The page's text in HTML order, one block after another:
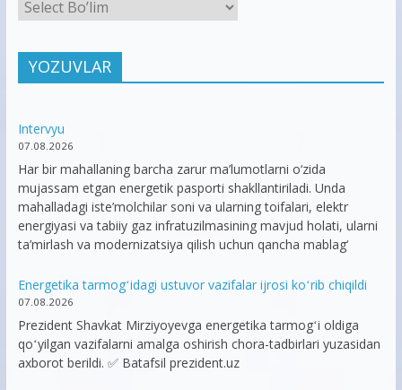
YOZUVLAR
Intervyu
07.08.2026
Har bir mahallaning barcha zarur ma’lumotlarni o‘zida
mujassam etgan energetik pasporti shakllantiriladi. Unda
mahalladagi iste’molchilar soni va ularning toifalari, elektr
energiyasi va tabiiy gaz infratuzilmasining mavjud holati, ularni
ta’mirlash va modernizatsiya qilish uchun qancha mablag‘
Energetika tarmogʻidagi ustuvor vazifalar ijrosi koʻrib chiqildi
07.08.2026
Prezident Shavkat Mirziyoyevga energetika tarmogʻi oldiga
qoʻyilgan vazifalarni amalga oshirish chora-tadbirlari yuzasidan
axborot berildi. ✅ Batafsil prezident.uz